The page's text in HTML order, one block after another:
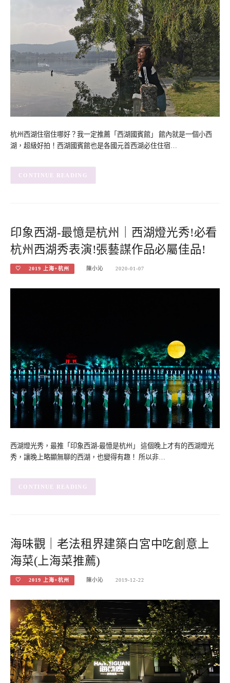
杭州西湖住宿住哪好？我一定推薦「西湖國賓館」 館內就是一個小西
湖，超級好拍！西湖國賓館也是各國元首西湖必住住宿…
CONTINUE READING
印象西湖-最憶是杭州｜西湖燈光秀!必看
杭州西湖秀表演!張藝謀作品必屬佳品!
♡ 2019 上海+杭州 陳小沁 2020-01-07
西湖燈光秀，最推「印象西湖-最憶是杭州」 這個晚上才有的西湖燈光
秀，讓晚上略顯無聊的西湖，也變得有趣！ 所以非…
CONTINUE READING
海味觀｜老法租界建築白宮中吃創意上
海菜(上海菜推薦)
♡ 2019 上海+杭州 陳小沁 2019-12-22